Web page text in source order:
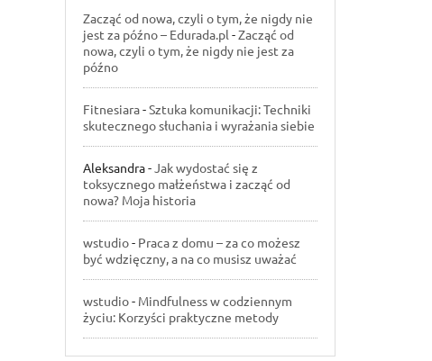
Zacząć od nowa, czyli o tym, że nigdy nie
jest za późno – Edurada.pl -Zacząć od
nowa, czyli o tym, że nigdy nie jest za
późno
Fitnesiara-Sztuka komunikacji: Techniki
skutecznego słuchania i wyrażania siebie
Aleksandra-Jak wydostać się z
toksycznego małżeństwa i zacząć od
nowa? Moja historia
wstudio- Praca z domu – za co możesz
być wdzięczny, a na co musisz uważać
wstudio- Mindfulness w codziennym
życiu: Korzyści praktyczne metody